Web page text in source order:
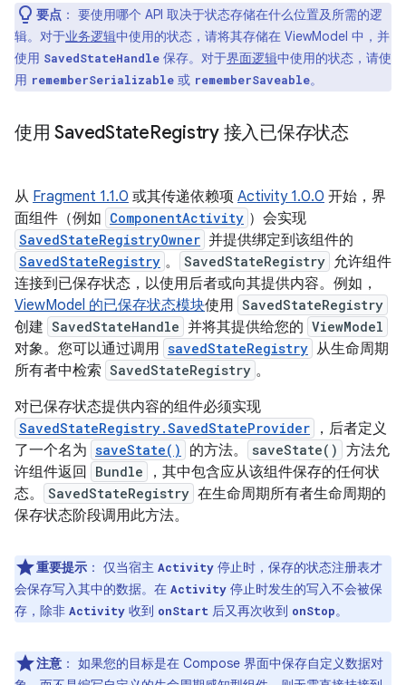
要点 ： 要使用哪个 API 取决于状态存储在什么位置及所需的逻
辑。对于业务逻辑中使用的状态，请将其存储在 ViewModel 中，并
使用 SavedStateHandle 保存。对于界面逻辑中使用的状态，请使
用 rememberSerializable 或 rememberSaveable。
使用 SavedStateRegistry 接入已保存状态
从 Fragment 1.1.0 或其传递依赖项 Activity 1.0.0 开始，界
面组件（例如 ComponentActivity ）会实现
SavedStateRegistryOwner 并提供绑定到该组件的
SavedStateRegistry 。 SavedStateRegistry 允许组件
连接到已保存状态，以使用后者或向其提供内容。例如，
ViewModel 的已保存状态模块使用 SavedStateRegistry
创建 SavedStateHandle 并将其提供给您的 ViewModel
对象。您可以通过调用 savedStateRegistry 从生命周期
所有者中检索 SavedStateRegistry 。
对已保存状态提供内容的组件必须实现
SavedStateRegistry.SavedStateProvider
，后者定义
了一个名为 saveState() 的方法。 saveState() 方法允
许组件返回
Bundle
，其中包含应从该组件保存的任何状
态。
SavedStateRegistry 在生命周期所有者生命周期的
保存状态阶段调用此方法。
重要提示 ： 仅当宿主 Activity 停止时，保存的状态注册表才
会保存写入其中的数据。在 Activity 停止时发生的写入不会被保
存，除非 Activity 收到 onStart 后又再次收到 onStop。
注意 ： 如果您的目标是在 Compose 界面中保存自定义数据对